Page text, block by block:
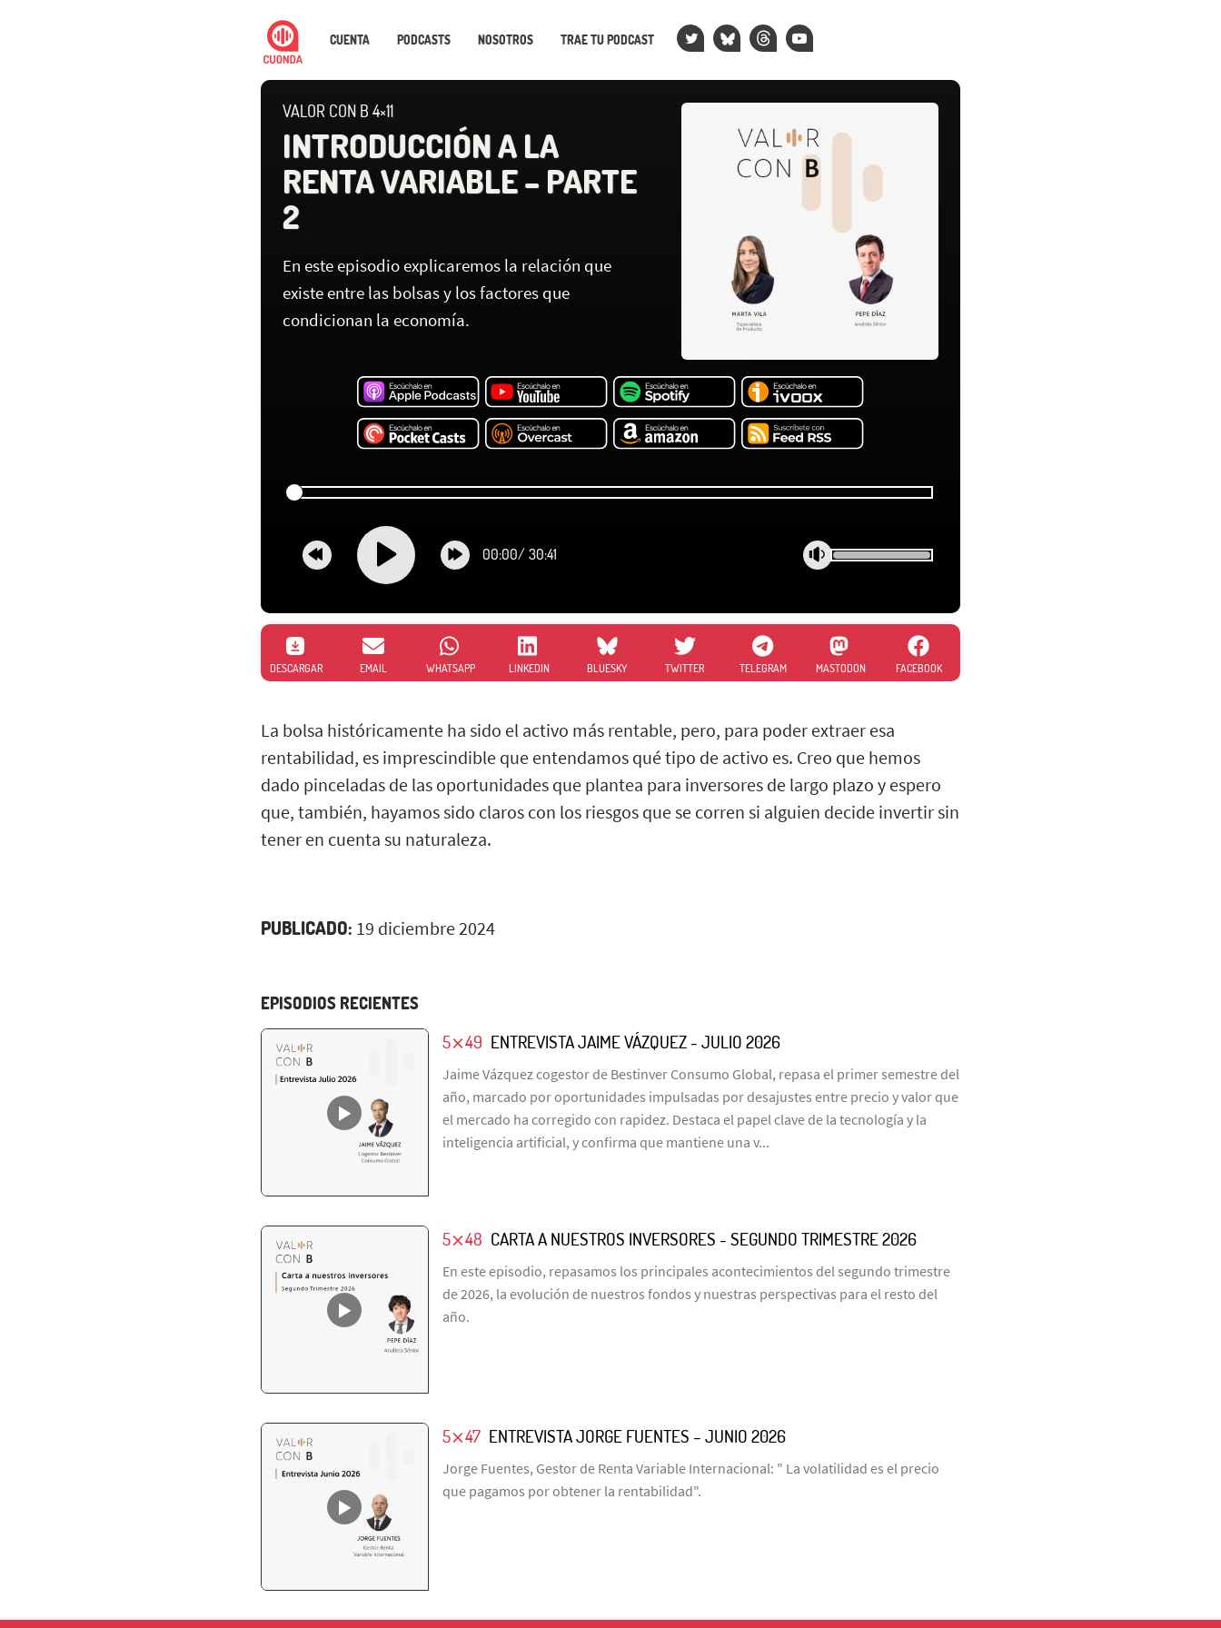
CUENTA PODCASTS NOSOTROS TRAE TU PODCAST
VALOR CON B 4×11
INTRODUCCIÓN A LA
RENTA VARIABLE – PARTE
2
En este episodio explicaremos la relación que
existe entre las bolsas y los factores que
condicionan la economía.
00:00/ 30:41
DESCARGAR EMAIL WHATSAPP LINKEDIN BLUESKY TWITTER TELEGRAM MASTODON FACEBOOK
La bolsa históricamente ha sido el activo más rentable, pero, para poder extraer esa
rentabilidad, es imprescindible que entendamos qué tipo de activo es. Creo que hemos
dado pinceladas de las oportunidades que plantea para inversores de largo plazo y espero
que, también, hayamos sido claros con los riesgos que se corren si alguien decide invertir sin
tener en cuenta su naturaleza.
PUBLICADO: 19 diciembre 2024
EPISODIOS RECIENTES
5⨯49 ENTREVISTA JAIME VÁZQUEZ - JULIO 2026
Jaime Vázquez cogestor de Bestinver Consumo Global, repasa el primer semestre del
año, marcado por oportunidades impulsadas por desajustes entre precio y valor que
el mercado ha corregido con rapidez. Destaca el papel clave de la tecnología y la
inteligencia artificial, y confirma que mantiene una v...
5⨯48 CARTA A NUESTROS INVERSORES - SEGUNDO TRIMESTRE 2026
En este episodio, repasamos los principales acontecimientos del segundo trimestre
de 2026, la evolución de nuestros fondos y nuestras perspectivas para el resto del
año.
5⨯47 ENTREVISTA JORGE FUENTES – JUNIO 2026
Jorge Fuentes, Gestor de Renta Variable Internacional: " La volatilidad es el precio
que pagamos por obtener la rentabilidad".